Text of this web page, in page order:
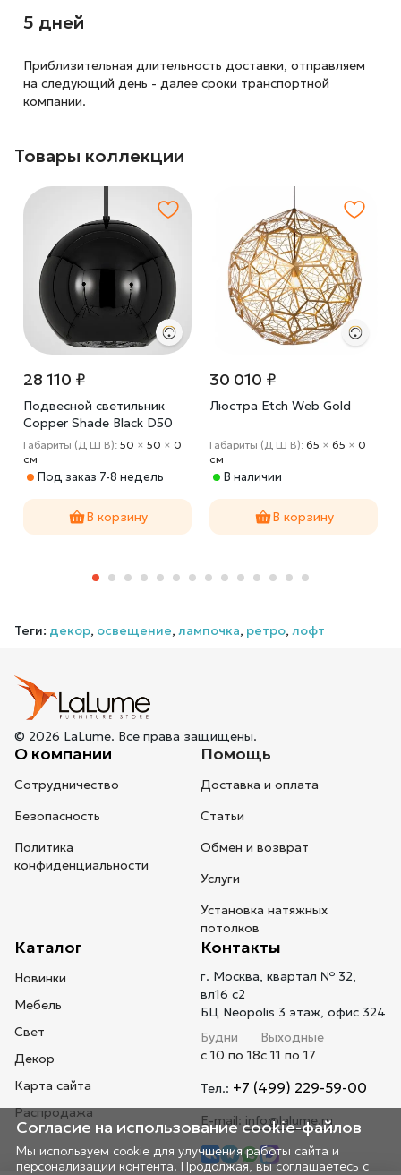
5 дней
Приблизительная длительность доставки, отправляем
на следующий день - далее сроки транспортной
компании.
Товары коллекции
28 110 ₽
Подвесной светильник
Copper Shade Black D50
Габариты (Д Ш В): 50 × 50 × 0
cм
Под заказ 7-8 недель
В корзину
30 010 ₽
Люстра Etch Web Gold
Габариты (Д Ш В): 65 × 65 × 0
cм
В наличии
В корзину
Теги: декор, освещение, лампочка, ретро, лофт
© 2026 LaLume. Все права защищены.
О компании
Сотрудничество
Безопасность
Политика
конфиденциальности
Помощь
Доставка и оплата
Статьи
Обмен и возврат
Услуги
Установка натяжных
потолков
Каталог
Новинки
Мебель
Свет
Декор
Карта сайта
Распродажа
Контакты
г. Москва, квартал № 32,
вл16 с2
БЦ Neopolis 3 этаж, офис 324
Будни
с 10 по 18
Выходные
с 11 по 17
Тел.: +7 (499) 229-59-00
E-mail: info@lalume.ru
Согласие на использование cookie-файлов
Мы используем cookie для улучшения работы сайта и
персонализации контента. Продолжая, вы соглашаетесь с